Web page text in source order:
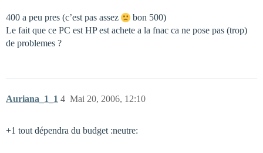
400 a peu pres (c’est pas assez
bon 500)
Le fait que ce PC est HP est achete a la fnac ca ne pose pas (trop)
de problemes ?
Auriana_1_1 Mai 20, 2006, 12:10
4
+1 tout dépendra du budget :neutre: